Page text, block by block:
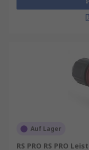
Auf Lager
RS PRO RS PRO